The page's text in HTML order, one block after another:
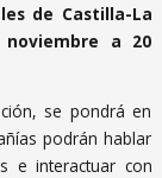
de Castilla-La
a 20
se pondrá en
podrán hablar
e interactuar con